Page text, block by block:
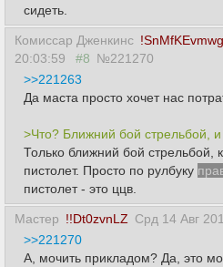
сидеть.
Комиссар Дженкинс !SnMfKEvmwg
20:03:59
#8 №221270
>>221263
Да маста просто хочет нас
>Что? Ближний бой стрельбой,
Только ближний бой стрельбой,
пистолет. Просто по рулбуку
пистолет - это ццв.
Мастер !!Dt0zvnLZ Срд 14 Авг
>>221270
А, мочить прикладом? Да, это